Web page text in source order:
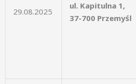
29.08.2025
ul. Kapitulna 1,
37-700 Przemyśl